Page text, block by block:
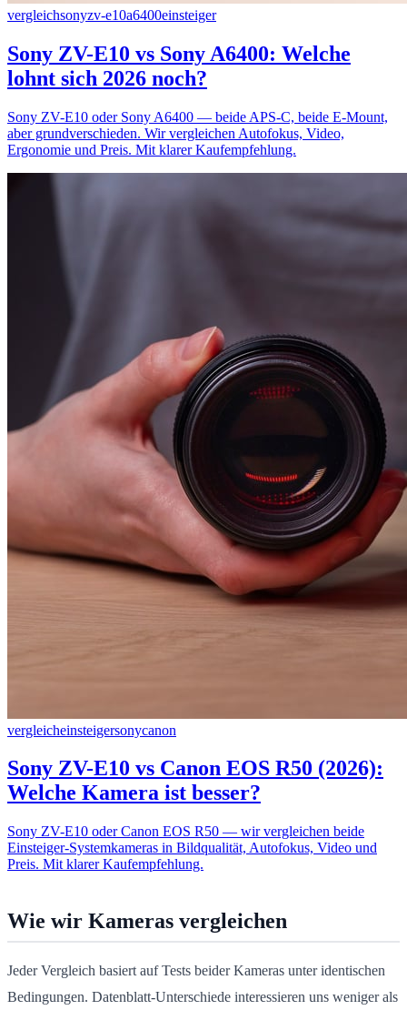
vergleichsonyzv-e10a6400einsteiger
Sony ZV-E10 vs Sony A6400: Welche
lohnt sich 2026 noch?
Sony ZV-E10 oder Sony A6400 — beide APS-C, beide E-Mount,
aber grundverschieden. Wir vergleichen Autofokus, Video,
Ergonomie und Preis. Mit klarer Kaufempfehlung.
vergleicheinsteigersonycanon
Sony ZV-E10 vs Canon EOS R50 (2026):
Welche Kamera ist besser?
Sony ZV-E10 oder Canon EOS R50 — wir vergleichen beide
Einsteiger-Systemkameras in Bildqualität, Autofokus, Video und
Preis. Mit klarer Kaufempfehlung.
Wie wir Kameras vergleichen
Jeder Vergleich basiert auf Tests beider Kameras unter identischen
Bedingungen. Datenblatt-Unterschiede interessieren uns weniger als